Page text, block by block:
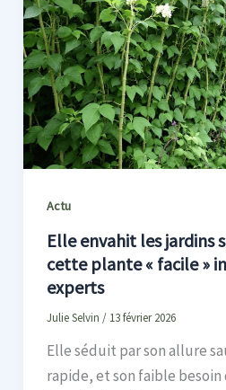
Actu
Elle envahit les jardins
cette plante « facile »
experts
Julie Selvin / 13 février 2026
Elle séduit par son allure
rapide, et son faible besoin